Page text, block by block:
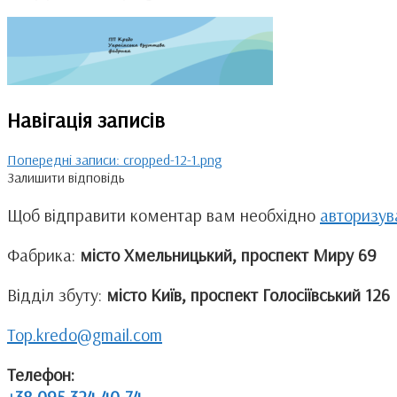
Навігація записів
Попередні записи: cropped-12-1.png
Залишити відповідь
Щоб відправити коментар вам необхідно
Фабрика: місто Хмельницький, проспект Миру 69
Відділ збуту: місто Київ, проспект Голосіївський 126
Top.kredo@gmail.com
Телефон: